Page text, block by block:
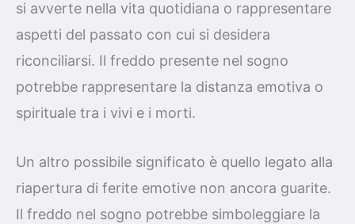
si avverte nella vita quotidiana o rappresentare
aspetti del passato con cui si desidera
riconciliarsi. Il freddo presente nel sogno
potrebbe rappresentare la distanza emotiva o
spirituale tra i vivi e i morti.
Un altro possibile significato è quello legato alla
riapertura di ferite emotive non ancora guarite.
Il freddo nel sogno potrebbe simboleggiare la